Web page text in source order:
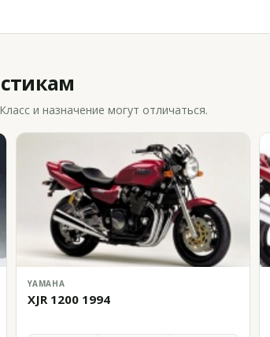
и назначение могут отличаться.
YAMAHA
XJR 1200 1994